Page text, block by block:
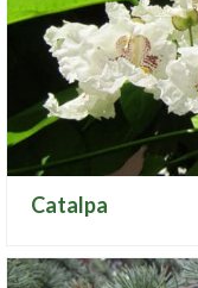
Catalpa